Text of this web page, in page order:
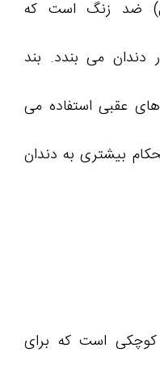
ضد زنگ است که
می بندد. بند
های عقبی استفاده می
بیشتری به دندان
کوچکی است که برای